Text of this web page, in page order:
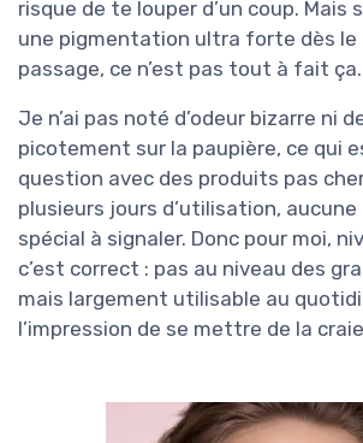
risque de te louper d’un coup. Mais
une pigmentation ultra forte dès le
passage, ce n’est pas tout à fait ça.
Je n’ai pas noté d’odeur bizarre ni
picotement sur la paupière, ce qui
question avec des produits pas
plusieurs jours d’utilisation,
spécial à signaler. Donc pour moi,
c’est correct : pas au niveau des
mais largement utilisable au
l’impression de se mettre de la